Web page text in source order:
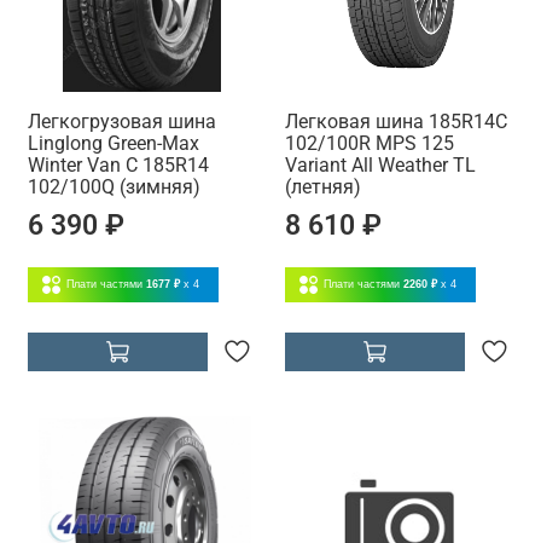
Легкогрузовая шина
Linglong Green-Max
Winter Van C 185R14
102/100Q (зимняя)
6 390 ₽
Плати частями 1677 ₽ x 4
Легковая шина 185R14C
102/100R MPS 125
Variant All Weather TL
(летняя)
8 610 ₽
Плати частями 2260 ₽ x 4